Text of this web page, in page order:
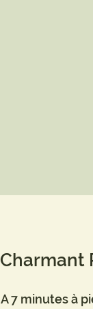
Charmant
A 7 minutes à